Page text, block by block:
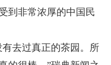
到非常浓厚的中国民
去过真正的茶园。所